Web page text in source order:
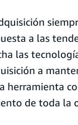
a las
las
a
herramienta
de toda la